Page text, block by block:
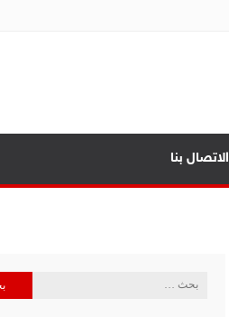
الاتصال بنا
البحث